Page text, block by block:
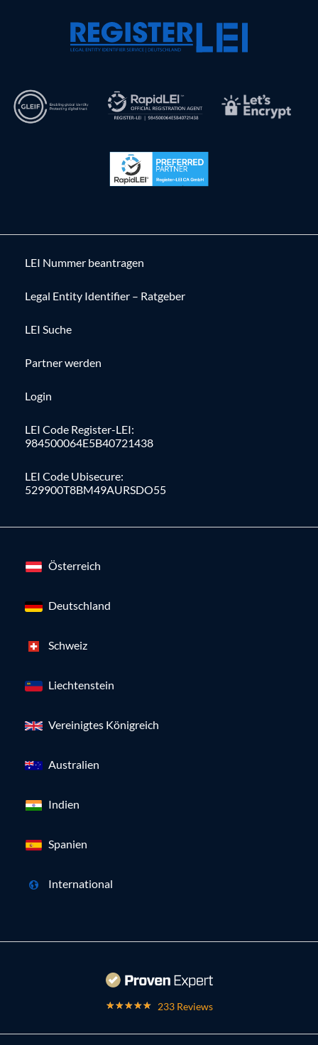
LEI Nummer beantragen
Legal Entity Identifier – Ratgeber
LEI Suche
Partner werden
Login
LEI Code Register-LEI:
984500064E5B40721438
LEI Code Ubisecure:
529900T8BM49AURSDO55
Österreich
Deutschland
Schweiz
Liechtenstein
Vereinigtes Königreich
Australien
Indien
Spanien
International
233 Reviews